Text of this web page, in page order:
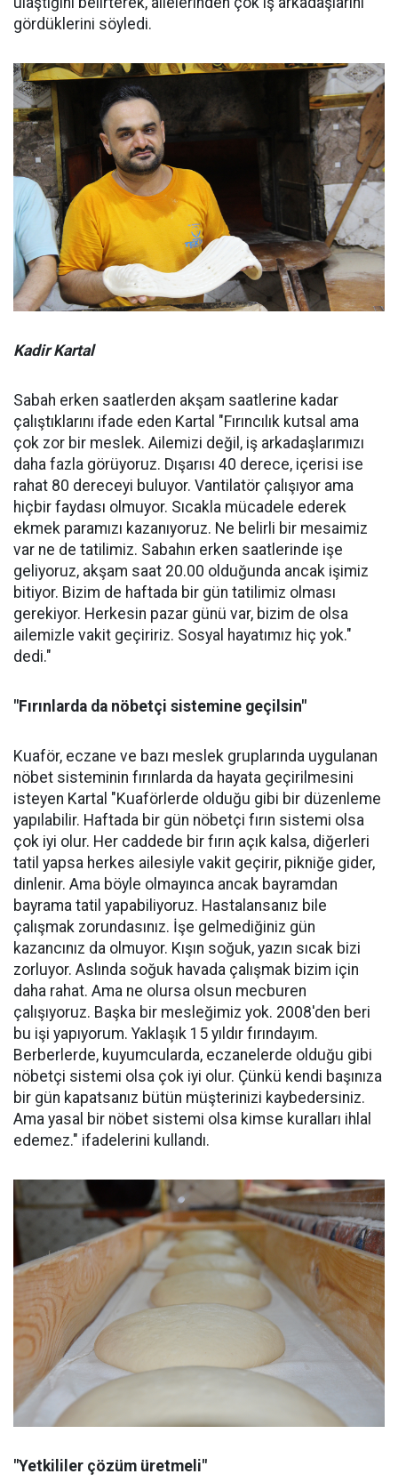
gördüklerini söyledi.
Kadir Kartal
Sabah erken saatlerden akşam saatlerine kadar
çalıştıklarını ifade eden Kartal "Fırıncılık kutsal ama
çok zor bir meslek. Ailemizi değil, iş arkadaşlarımızı
daha fazla görüyoruz. Dışarısı 40 derece, içerisi ise
rahat 80 dereceyi buluyor. Vantilatör çalışıyor ama
hiçbir faydası olmuyor. Sıcakla mücadele ederek
ekmek paramızı kazanıyoruz. Ne belirli bir mesaimiz
var ne de tatilimiz. Sabahın erken saatlerinde işe
geliyoruz, akşam saat 20.00 olduğunda ancak işimiz
bitiyor. Bizim de haftada bir gün tatilimiz olması
gerekiyor. Herkesin pazar günü var, bizim de olsa
ailemizle vakit geçiririz. Sosyal hayatımız hiç yok."
dedi."
"Fırınlarda da nöbetçi sistemine geçilsin"
Kuaför, eczane ve bazı meslek gruplarında uygulanan
nöbet sisteminin fırınlarda da hayata geçirilmesini
isteyen Kartal "Kuaförlerde olduğu gibi bir düzenleme
yapılabilir. Haftada bir gün nöbetçi fırın sistemi olsa
çok iyi olur. Her caddede bir fırın açık kalsa, diğerleri
tatil yapsa herkes ailesiyle vakit geçirir, pikniğe gider,
dinlenir. Ama böyle olmayınca ancak bayramdan
bayrama tatil yapabiliyoruz. Hastalansanız bile
çalışmak zorundasınız. İşe gelmediğiniz gün
kazancınız da olmuyor. Kışın soğuk, yazın sıcak bizi
zorluyor. Aslında soğuk havada çalışmak bizim için
daha rahat. Ama ne olursa olsun mecburen
çalışıyoruz. Başka bir mesleğimiz yok. 2008'den beri
bu işi yapıyorum. Yaklaşık 15 yıldır fırındayım.
Berberlerde, kuyumcularda, eczanelerde olduğu gibi
nöbetçi sistemi olsa çok iyi olur. Çünkü kendi başınıza
bir gün kapatsanız bütün müşterinizi kaybedersiniz.
Ama yasal bir nöbet sistemi olsa kimse kuralları ihlal
edemez." ifadelerini kullandı.
"Yetkililer çözüm üretmeli"